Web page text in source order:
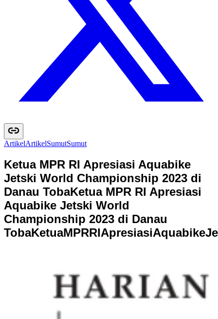
ArtikelArtikelSumutSumut
Ketua MPR RI Apresiasi Aquabike
Jetski World Championship 2023 di
Danau TobaKetua MPR RI Apresiasi
Aquabike Jetski World
Championship 2023 di Danau
TobaKetuaMPRRIApresiasiAquabikeJe